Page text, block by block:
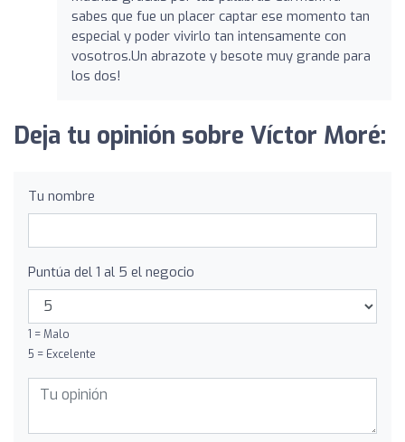
sabes que fue un placer captar ese momento tan
especial y poder vivirlo tan intensamente con
vosotros.Un abrazote y besote muy grande para
los dos!
Deja tu opinión sobre Víctor Moré:
Tu nombre
Puntúa del 1 al 5 el negocio
1 = Malo
5 = Excelente